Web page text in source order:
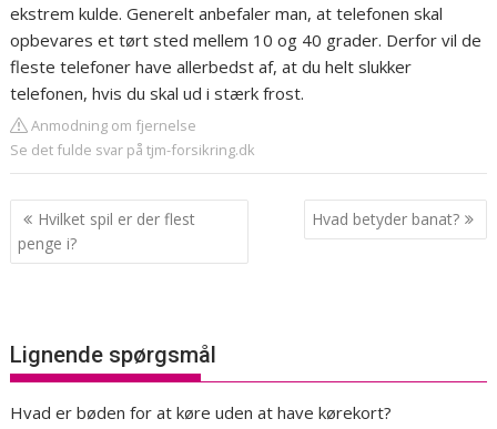
ekstrem kulde. Generelt anbefaler man, at telefonen skal
opbevares et tørt sted mellem 10 og 40 grader. Derfor vil de
fleste telefoner have allerbedst af, at du helt slukker
telefonen, hvis du skal ud i stærk frost.
Anmodning om fjernelse
Se det fulde svar på tjm-forsikring.dk
Indlægsnavigation
Hvilket spil er der flest
penge i?
Hvad betyder banat?
Lignende spørgsmål
Hvad er bøden for at køre uden at have kørekort?